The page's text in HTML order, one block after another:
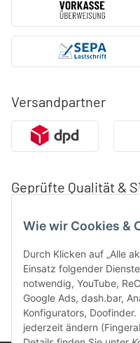
Wie wir Cookies &
Durch Klicken auf „Alle
Einsatz folgender
notwendig, YouTube,
Google Ads, dash.bar,
Konfigurators,
jederzeit ändern
Versandpartner
Geprüfte Qualität &